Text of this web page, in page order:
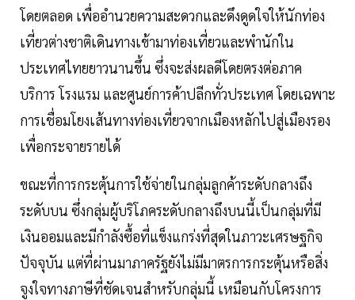
โดยตลอด เพื่ออำนวยความสะดวกและดึงดูดใจให้นักท่อง
เที่ยวต่างชาติเดินทางเข้ามาท่องเที่ยวและพำนักใน
ประเทศไทยยาวนานขึ้น ซึ่งจะส่งผลดีโดยตรงต่อภาค
บริการ โรงแรม และศูนย์การค้าปลีกทั่วประเทศ โดยเฉพาะ
การเชื่อมโยงเส้นทางท่องเที่ยวจากเมืองหลักไปสู่เมืองรอง
เพื่อกระจายรายได้
ขณะที่การกระตุ้นการใช้จ่ายในกลุ่มลูกค้าระดับกลางถึง
ระดับบน ซึ่งกลุ่มผู้บริโภคระดับกลางถึงบนนี้เป็นกลุ่มที่มี
เงินออมและมีกำลังซื้อที่แข็งแกร่งที่สุดในภาวะเศรษฐกิจ
ปัจจุบัน แต่ที่ผ่านมาภาครัฐยังไม่มีมาตรการกระตุ้นหรือสิ่ง
จูงใจทางภาษีที่ชัดเจนสำหรับกลุ่มนี้ เหมือนกับโครงการ